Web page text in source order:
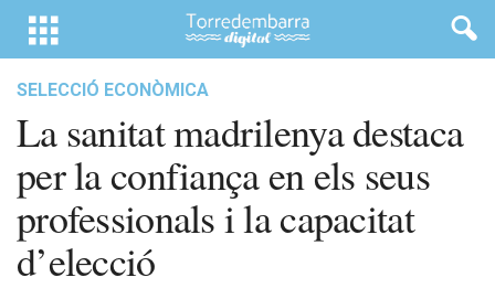
SELECCIÓ ECONÒMICA
La sanitat madrilenya destaca
per la confiança en els seus
professionals i la capacitat
d’elecció